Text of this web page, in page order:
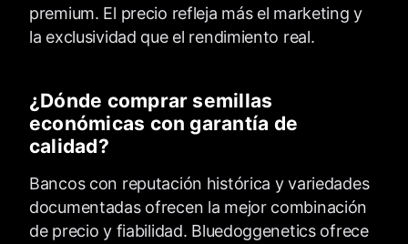
premium. El precio refleja más el marketing y
la exclusividad que el rendimiento real.
¿Dónde comprar semillas
económicas con garantía de
calidad?
Bancos con reputación histórica y variedades
documentadas ofrecen la mejor combinación
de precio y fiabilidad. Bluedoggenetics ofrece